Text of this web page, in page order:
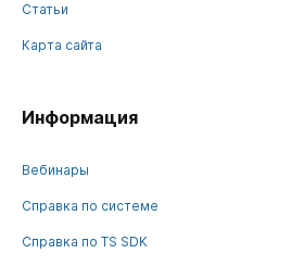
Статьи
Карта сайта
Информация
Вебинары
Справка по системе
Справка по TS SDK